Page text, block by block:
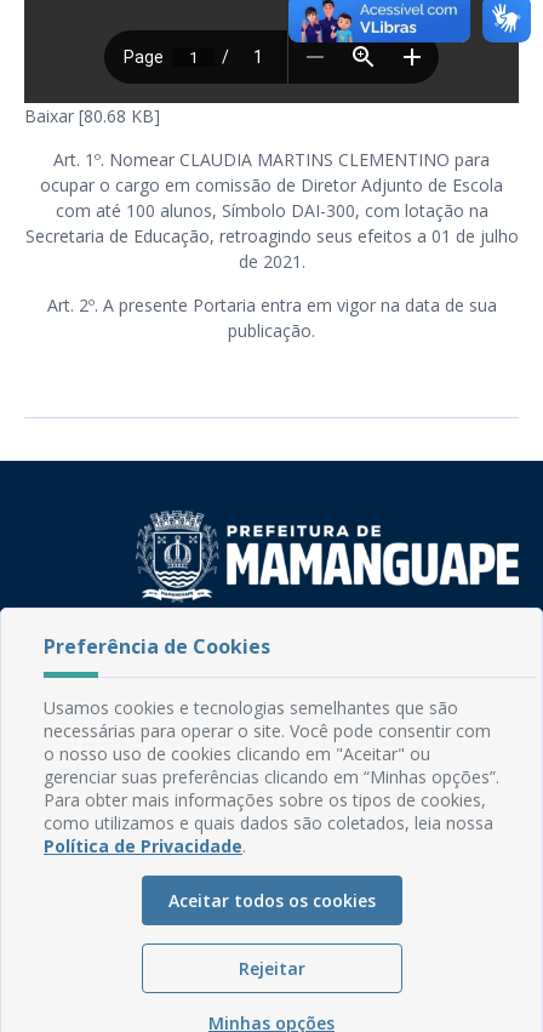
Baixar [80.68 KB]
Art. 1º. Nomear CLAUDIA MARTINS CLEMENTINO para
ocupar o cargo em comissão de Diretor Adjunto de Escola
com até 100 alunos, Símbolo DAI-300, com lotação na
Secretaria de Educação, retroagindo seus efeitos a 01 de julho
de 2021.
Art. 2º. A presente Portaria entra em vigor na data de sua
publicação.
Rua do Imperador, 78, Centro
Email: comunicacao@mamanguape.pb.gov.br
Expediente: Segunda à Sexta, das 08h às 13h
Mapa do Site
Perguntas frequentes
Glossário
Ouvidoria
Serviços Internos
Política de Privacidade
Preferência de Cookies
Usamos cookies e tecnologias semelhantes que são
necessárias para operar o site. Você pode consentir com
o nosso uso de cookies clicando em "Aceitar" ou
gerenciar suas preferências clicando em “Minhas opções”.
Para obter mais informações sobre os tipos de cookies,
como utilizamos e quais dados são coletados, leia nossa
Política de Privacidade.
Aceitar todos os cookies
Rejeitar
Minhas opções